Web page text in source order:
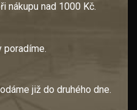
nákupu nad 1000 Kč.
poradíme.
již do druhého dne.